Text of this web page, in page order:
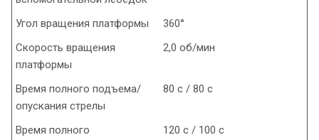
Угол вращения платформы
360°
Скорость вращения
платформы
2,0 об/мин
Время полного подъема/
опускания стрелы
80 с / 80 с
Время полного
120 с / 100 с